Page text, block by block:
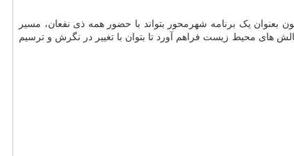
بعنوان یک برنامه شهرمحور بتواند با حضور همه ذی نفعان، مسیر
های محیط زیست فراهم آورد تا بتوان با تغییر در نگرش و ترسیم